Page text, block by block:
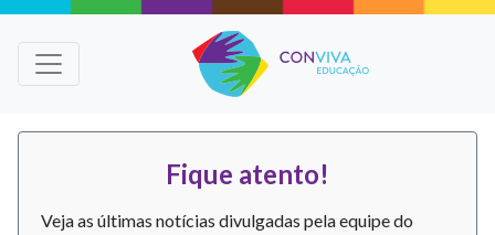
Fique atento!
Veja as últimas notícias divulgadas pela equipe do